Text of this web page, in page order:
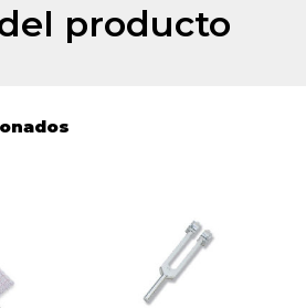
producto